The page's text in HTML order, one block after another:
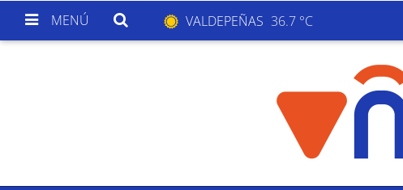
MENÚ VALDEPEÑAS 36.7 °C